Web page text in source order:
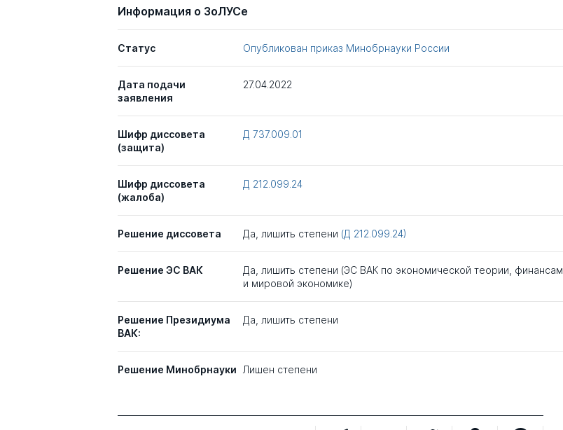
Информация о ЗоЛУСе
Статус Опубликован приказ Минобрнауки России
Дата подачи
заявления
27.04.2022
Шифр диссовета
(защита)
Д 737.009.01
Шифр диссовета
(жалоба)
Д 212.099.24
Решение диссовета Да, лишить степени (Д 212.099.24)
Решение ЭС ВАК
Да, лишить степени (ЭС ВАК по экономической теории, финансам
и мировой экономике)
Решение Президиума
ВАК:
Да, лишить степени
Решение Минобрнауки Лишен степени